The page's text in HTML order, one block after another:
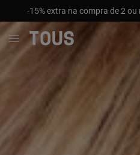
-15% extra na compra de 2